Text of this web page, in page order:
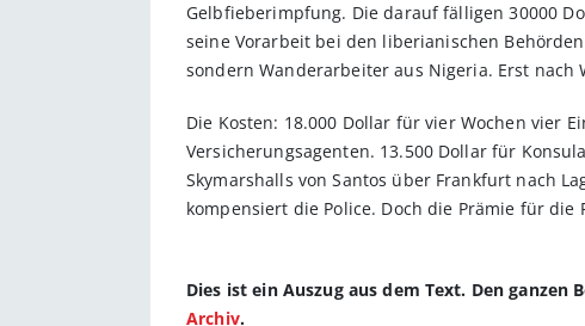
Gelbfieberimpfung. Die darauf fälligen 30000
seine Vorarbeit bei den liberianischen
sondern Wanderarbeiter aus Nigeria. Erst
Die Kosten: 18.000 Dollar für vier Wochen vier
Versicherungsagenten. 13.500 Dollar für
Skymarshalls von Santos über Frankfurt nach
kompensiert die Police. Doch die Prämie für
Dies ist ein Auszug aus dem Text. Den
Archiv.